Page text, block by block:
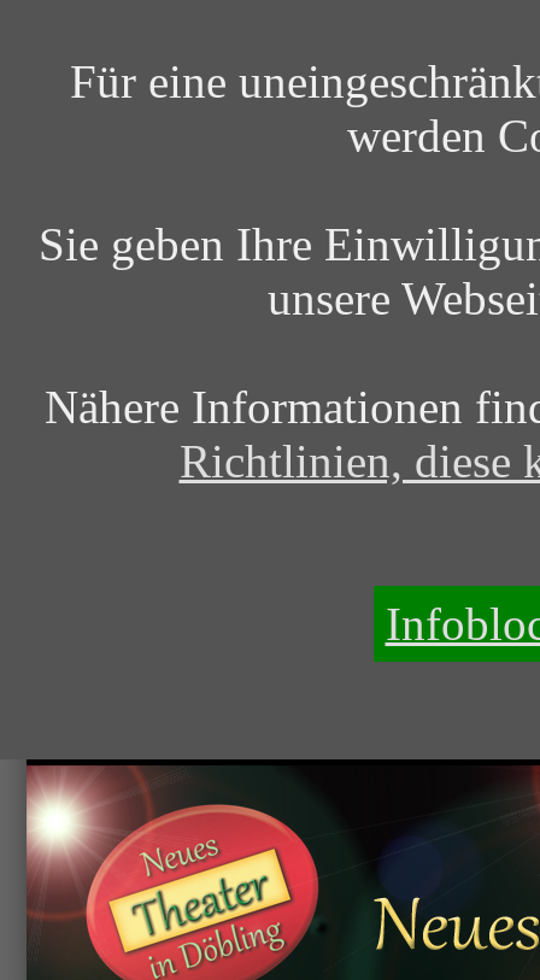
Für eine
werden
Sie geben Ihre
unsere
Nähere Informationen
Richtlinien, diese